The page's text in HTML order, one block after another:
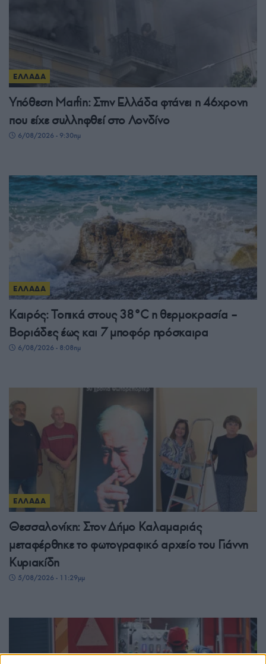
ΕΛΛΑΔΑ
Υπόθεση Μarfin: Στην Ελλάδα φτάνει η 46χρονη
που είχε συλληφθεί στο Λονδίνο
6/08/2026 - 9:30πμ
ΕΛΛΑΔΑ
Καιρός: Τοπικά στους 38°C η θερμοκρασία –
Βοριάδες έως και 7 μποφόρ πρόσκαιρα
6/08/2026 - 8:08πμ
ΕΛΛΑΔΑ
Θεσσαλονίκη: Στον Δήμο Καλαμαριάς
μεταφέρθηκε το φωτογραφικό αρχείο του Γιάννη
Κυριακίδη
5/08/2026 - 11:29μμ